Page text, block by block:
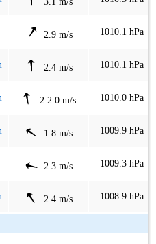
2.9 m/s 1010.1 hPa
2.4 m/s 1010.1 hPa
2.2.0 m/s 1010.0 hPa
1.8 m/s 1009.9 hPa
2.3 m/s 1009.3 hPa
2.4 m/s 1008.9 hPa